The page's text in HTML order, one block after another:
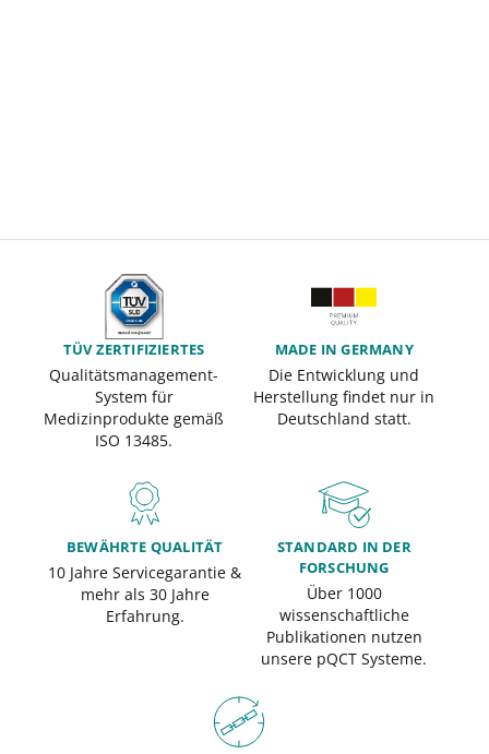
TÜV ZERTIFIZIERTES
Qualitätsmanagement-
System für
Medizinprodukte gemäß
ISO 13485.
MADE IN GERMANY
Die Entwicklung und
Herstellung findet nur in
Deutschland statt.
BEWÄHRTE QUALITÄT
10 Jahre Servicegarantie &
mehr als 30 Jahre
Erfahrung.
STANDARD IN DER
FORSCHUNG
Über 1000
wissenschaftliche
Publikationen nutzen
unsere pQCT Systeme.